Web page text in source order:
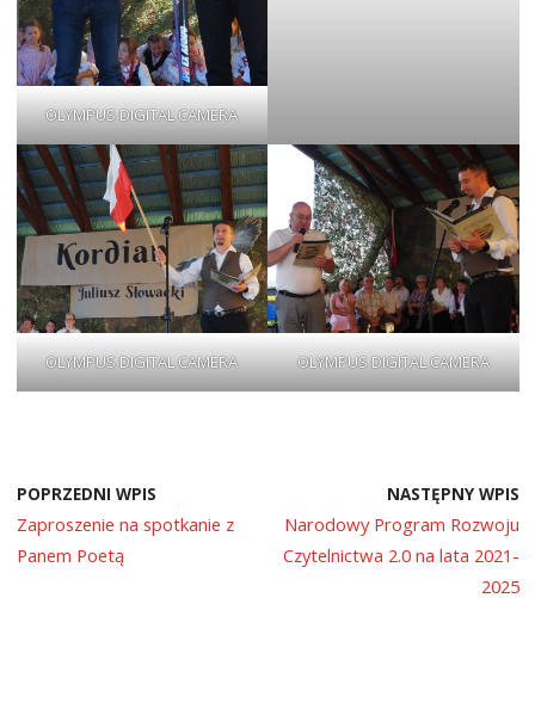
OLYMPUS DIGITAL CAMERA
OLYMPUS DIGITAL CAMERA OLYMPUS DIGITAL CAMERA
POPRZEDNI WPIS
Zaproszenie na spotkanie z
Panem Poetą
NASTĘPNY WPIS
Narodowy Program Rozwoju
Czytelnictwa 2.0 na lata 2021-
2025